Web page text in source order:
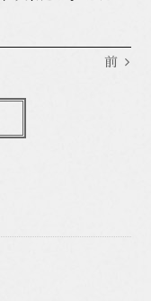
前